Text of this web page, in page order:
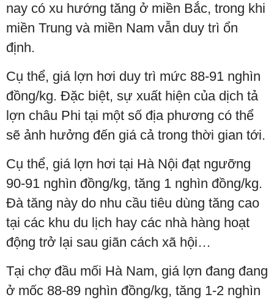
nay có xu hướng tăng ở miền Bắc, trong khi
miền Trung và miền Nam vẫn duy trì ổn
định.
Cụ thể, giá lợn hơi duy trì mức 88-91 nghìn
đồng/kg. Đặc biệt, sự xuất hiện của dịch tả
lợn châu Phi tại một số địa phương có thể
sẽ ảnh hưởng đến giá cả trong thời gian tới.
Cụ thể, giá lợn hơi tại Hà Nội đạt ngưỡng
90-91 nghìn đồng/kg, tăng 1 nghìn đồng/kg.
Đà tăng này do nhu cầu tiêu dùng tăng cao
tại các khu du lịch hay các nhà hàng hoạt
động trở lại sau giãn cách xã hội…
Tại chợ đầu mối Hà Nam, giá lợn đang đang
ở mốc 88-89 nghìn đồng/kg, tăng 1-2 nghìn